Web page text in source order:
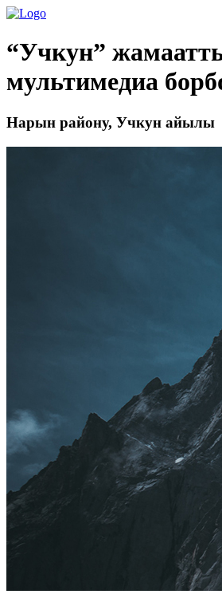
“Учкун”
мультимедиа
Нарын району, Учкун айылы